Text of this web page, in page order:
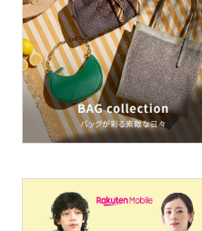
スキンケア
ベースメイク
メイクアップ
ネイル
ボディケア・オーラルケ